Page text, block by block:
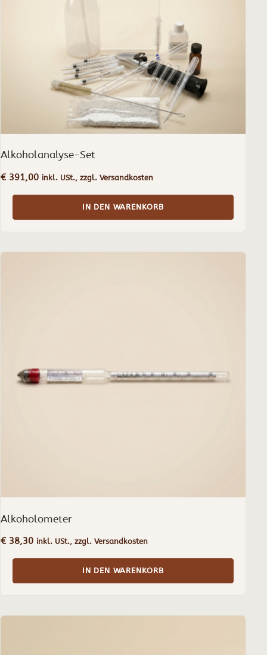
Alkoholanalyse-Set
€391,00 inkl. USt., zzgl. Versandkosten
IN DEN WARENKORB
Alkoholometer
€38,30 inkl. USt., zzgl. Versandkosten
IN DEN WARENKORB